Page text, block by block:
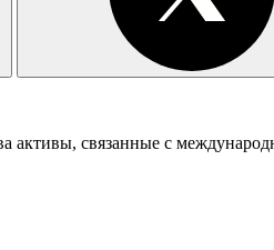
активы, связанные с